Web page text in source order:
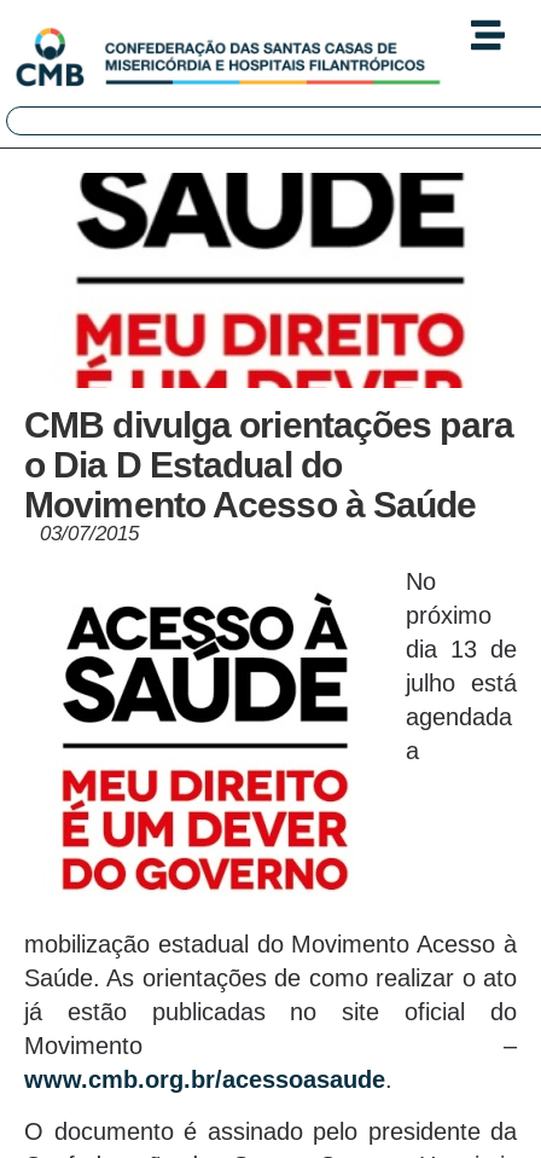
CMB divulga orientações para
o Dia D Estadual do
Movimento Acesso à Saúde
03/07/2015
No
próximo
dia 13 de
julho está
agendada
a
mobilização estadual do Movimento Acesso à
Saúde. As orientações de como realizar o ato
já estão publicadas no site oficial do
Movimento –
www.cmb.org.br/acessoasaude.
O documento é assinado pelo presidente da